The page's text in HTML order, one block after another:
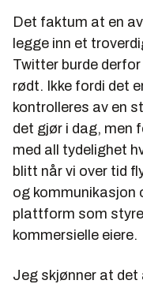
Det faktum at en
legge inn et
Twitter burde
rødt. Ikke fordi det
kontrolleres av en
det gjør i dag, men
med all tydelighet
blitt når vi over tid
og kommunikasjon
plattform som
kommersielle eiere.
Jeg skjønner at det